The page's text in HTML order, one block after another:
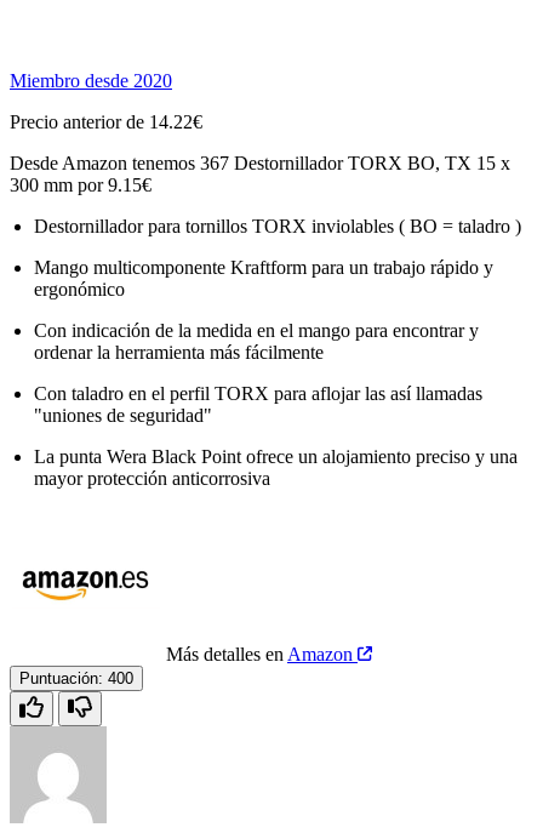
Miembro desde 2020
Precio anterior de 14.22€
Desde Amazon tenemos 367 Destornillador TORX BO, TX 15 x
300 mm por 9.15€
Destornillador para tornillos TORX inviolables ( BO = taladro )
Mango multicomponente Kraftform para un trabajo rápido y
ergonómico
Con indicación de la medida en el mango para encontrar y
ordenar la herramienta más fácilmente
Con taladro en el perfil TORX para aflojar las así llamadas
"uniones de seguridad"
La punta Wera Black Point ofrece un alojamiento preciso y una
mayor protección anticorrosiva
Más detalles en Amazon
Puntuación: 400